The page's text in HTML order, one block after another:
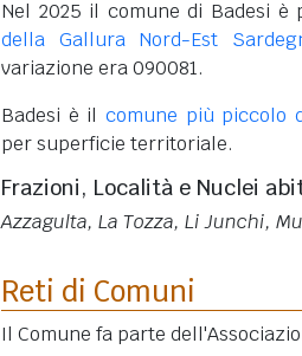
Nel 2025 il comune di Badesi è
della Gallura Nord-Est
variazione era 090081.
Badesi è il comune più piccolo
per superficie territoriale.
Frazioni, Località e Nuclei
Azzagulta, La Tozza, Li Junchi,
Reti di Comuni
Il Comune fa parte